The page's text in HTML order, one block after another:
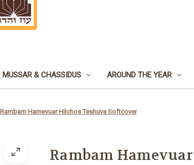
MUSSAR & CHASSIDUS AROUND THE YEAR
Rambam Hamevuar Hilchos Teshuva Softcover
Rambam